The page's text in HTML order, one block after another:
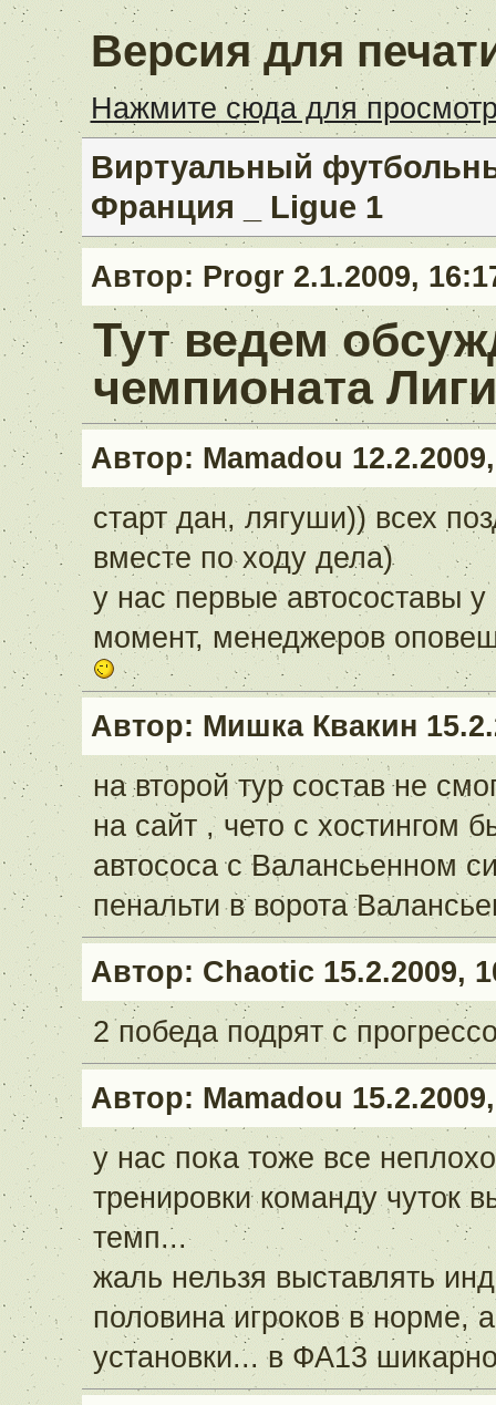
Версия для
Нажмите сюда для
Виртуальный
Франция _ Ligue 1
Автор: Progr 2.1.2009,
Тут ведем
чемпионата
Автор: Mamadou
старт дан, лягуши)) всех
вместе по ходу дела)
у нас первые автосоставы
момент, менеджеров
Автор: Мишка Квакин
на второй тур состав не
на сайт , чето с хостингом
автососа с Валансьенном
пенальти в ворота
Автор: Chaotic 15.2.2009,
2 победа подрят с
Автор: Mamadou
у нас пока тоже все
тренировки команду чуток
темп...
жаль нельзя выставлять
половина игроков в норме,
установки... в ФА13